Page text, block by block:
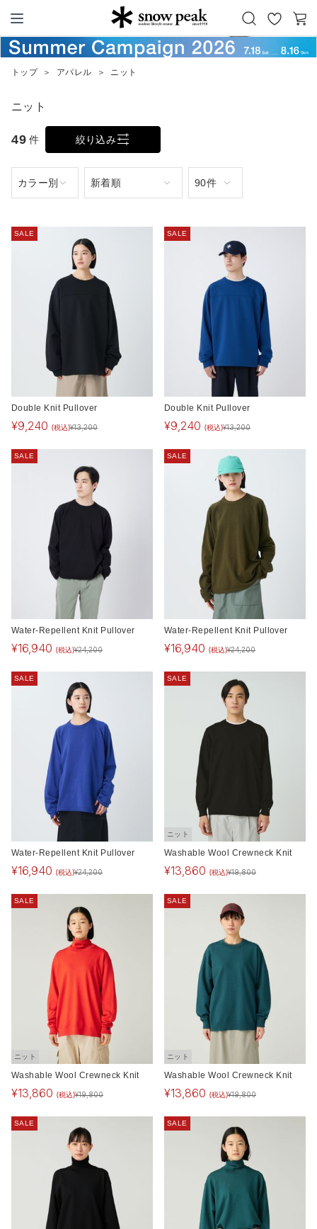
Snow Peak
お
気
カ
ー
トップ ＞ アパレル ＞ ニット
ニット
49 件 絞り込み
SALE
Double Knit Pullover
¥9,240 (税込)¥13,200
SALE
Double Knit Pullover
¥9,240 (税込)¥13,200
SALE
Water-Repellent Knit Pullover
¥16,940 (税込)¥24,200
SALE
Water-Repellent Knit Pullover
¥16,940 (税込)¥24,200
SALE
Water-Repellent Knit Pullover
¥16,940 (税込)¥24,200
SALE
ニット
Washable Wool Crewneck Knit
¥13,860 (税込)¥19,800
SALE
ニット
Washable Wool Crewneck Knit
¥13,860 (税込)¥19,800
SALE
ニット
Washable Wool Crewneck Knit
¥13,860 (税込)¥19,800
SALE SALE